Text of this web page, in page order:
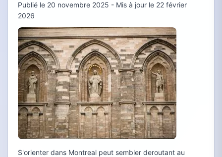
Publié le 20 novembre 2025 - Mis à jour le 22 février
2026
S'orienter dans Montreal peut sembler deroutant au